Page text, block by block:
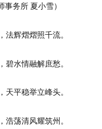
事务所 夏小雪）
法辉熠熠照千流。
碧水情融解庶愁。
天平稳举立峰头。
浩荡清风耀筑州。